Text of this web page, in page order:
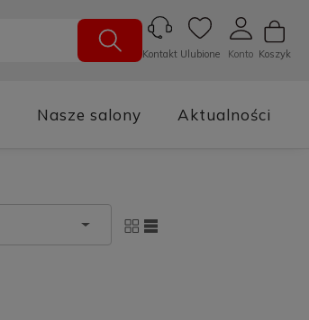
Koszyk
Konto
Ulubione
Kontakt
Nasze salony Aktualności